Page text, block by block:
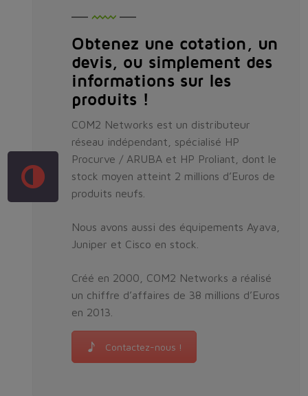
Obtenez une cotation, un
devis, ou simplement des
informations sur les
produits !
COM2 Networks est un distributeur
réseau indépendant, spécialisé HP
Procurve / ARUBA et HP Proliant, dont le
stock moyen atteint 2 millions d’Euros de
produits neufs.
Nous avons aussi des équipements Ayava,
Juniper et Cisco en stock.
Créé en 2000, COM2 Networks a réalisé
un chiffre d’affaires de 38 millions d’Euros
en 2013.
Contactez-nous !